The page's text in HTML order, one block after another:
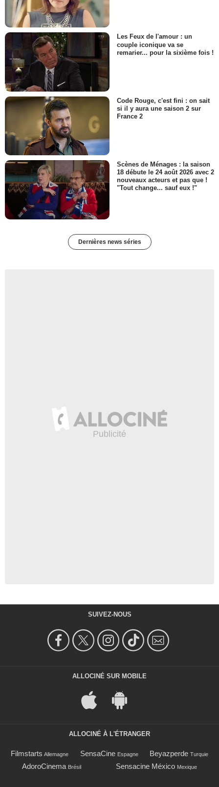
Les Feux de l'amour : un
couple iconique va se
remarier... pour la sixième fois !
Code Rouge, c'est fini : on sait
si il y aura une saison 2 sur
France 2
Scènes de Ménages : la saison
18 débute le 24 août 2026 avec 2
nouveaux acteurs et pas que !
"Tout change... sauf eux !"
Dernières news séries
SUIVEZ-NOUS
ALLOCINÉ SUR MOBILE
ALLOCINÉ À L'ÉTRANGER
Filmstarts Allemagne SensaCine Espagne Beyazperde Turquie
AdoroCinema Brésil Sensacine México Mexique